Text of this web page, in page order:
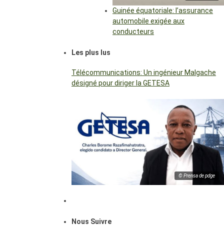
Guinée équatoriale: l’assurance
automobile exigée aux
conducteurs
Les plus lus
Télécommunications: Un ingénieur Malgache
désigné pour diriger la GETESA
© Prensa de pdge
Nous Suivre